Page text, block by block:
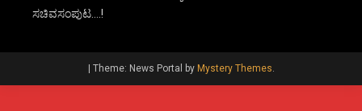
ಸಚಿವಸಂಪುಟ….!
Theme: News Portal by Mystery Themes.